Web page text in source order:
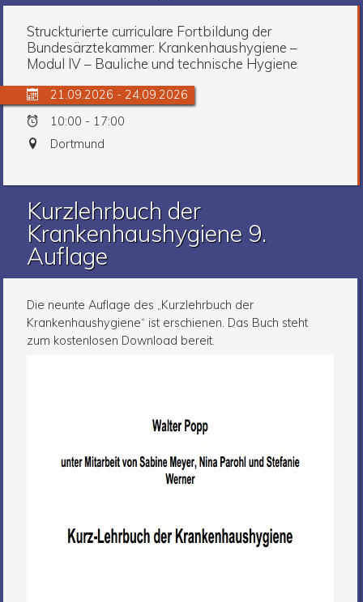
Struckturierte curriculare Fortbildung der
Bundesärztekammer: Krankenhaushygiene –
Modul IV – Bauliche und technische Hygiene
21.09.2026 - 24.09.2026
10:00 - 17:00
Dortmund
Kurzlehrbuch der
Krankenhaushygiene 9.
Auflage
Die neunte Auflage des „Kurzlehrbuch der
Krankenhaushygiene“ ist erschienen. Das Buch steht
zum kostenlosen Download bereit.